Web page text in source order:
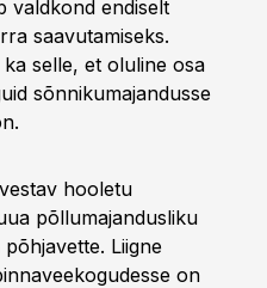
valdkond endiselt
saavutamiseks.
selle, et oluline osa
sõnnikumajandusse
hooletu
põllumajandusliku
Liigne
on